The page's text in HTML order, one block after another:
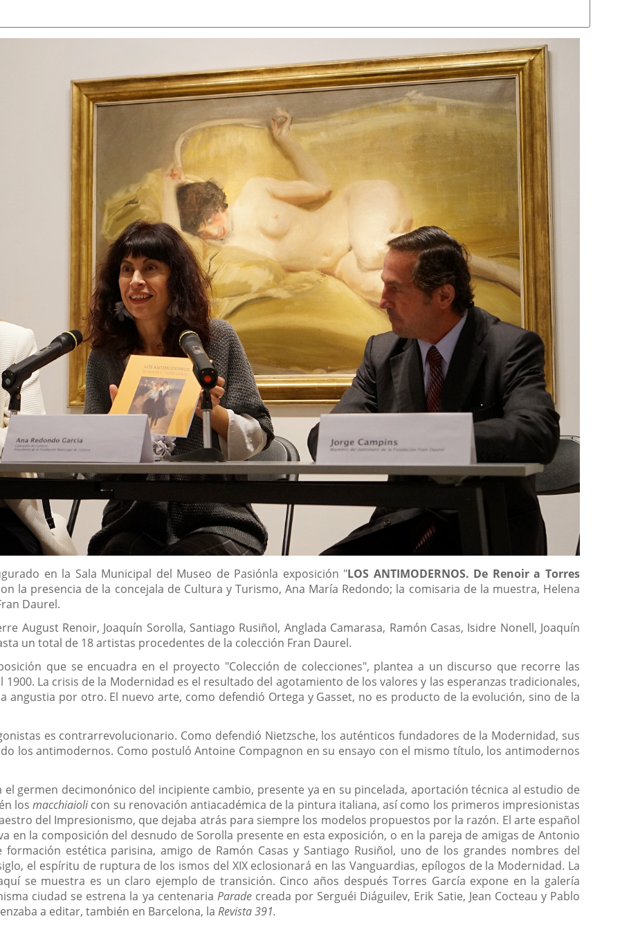
en la Sala Municipal del Museo de Pasiónla exposición "LOS ANTIMODERNOS. De Renoir a Torres
la presencia de la concejala de Cultura y Turismo, Ana María Redondo; la comisaria de la muestra, Helena
Daurel.
August Renoir, Joaquín Sorolla, Santiago Rusiñol, Anglada Camarasa, Ramón Casas, Isidre Nonell, Joaquín
un total de 18 artistas procedentes de la colección Fran Daurel.
que se encuadra en el proyecto "Colección de colecciones", plantea a un discurso que recorre las
1900. La crisis de la Modernidad es el resultado del agotamiento de los valores y las esperanzas tradicionales,
angustia por otro. El nuevo arte, como defendió Ortega y Gasset, no es producto de la evolución, sino de la
es contrarrevolucionario. Como defendió Nietzsche, los auténticos fundadores de la Modernidad, sus
los antimodernos. Como postuló Antoine Compagnon en su ensayo con el mismo título, los antimodernos
germen decimonónico del incipiente cambio, presente ya en su pincelada, aportación técnica al estudio de
losmacchiaiolicon su renovación antiacadémica de la pintura italiana, así como los primeros impresionistas
del Impresionismo, que dejaba atrás para siempre los modelos propuestos por la razón. El arte español
en la composición del desnudo de Sorolla presente en esta exposición, o en la pareja de amigas de Antonio
estética parisina, amigo de Ramón Casas y Santiago Rusiñol, uno de los grandes nombres del
el espíritu de ruptura de los ismos del XIX eclosionará en las Vanguardias, epílogos de la Modernidad. La
se muestra es un claro ejemplo de transición. Cinco años después Torres García expone en la galería
ciudad se estrena la ya centenaria Paradecreada por Serguéi Diáguilev, Erik Satie, Jean Cocteau y Pablo
a editar, también en Barcelona, laRevista 391.